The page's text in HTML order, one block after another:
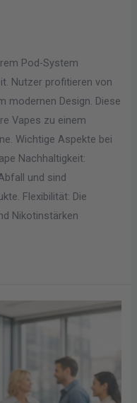
Pod-System
Nutzer profitieren von
modernen Design. Diese
Vapes zu einem
Wichtige Aspekte bei
Nachhaltigkeit:
und sind
Flexibilität: Die
Nikotinstärken